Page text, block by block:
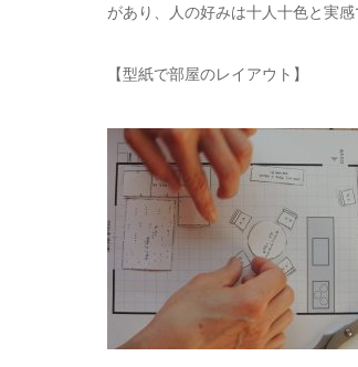
があり、人の好みは十人十色と実感
【型紙で部屋のレイアウト】